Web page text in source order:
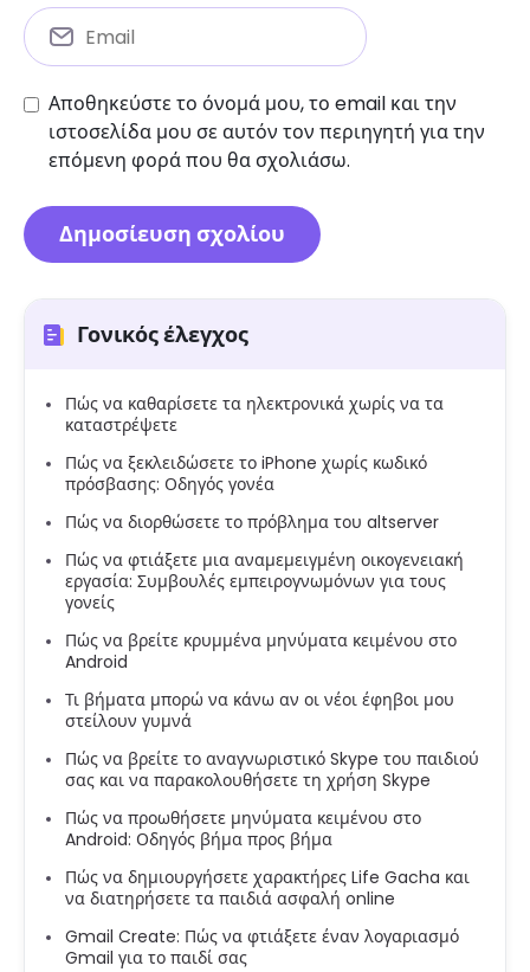
Αποθηκεύστε το όνομά μου, το email και την
ιστοσελίδα μου σε αυτόν τον περιηγητή για την
επόμενη φορά που θα σχολιάσω.
Γονικός έλεγχος
Πώς να καθαρίσετε τα ηλεκτρονικά χωρίς να τα
καταστρέψετε
Πώς να ξεκλειδώσετε το iPhone χωρίς κωδικό
πρόσβασης: Οδηγός γονέα
Πώς να διορθώσετε το πρόβλημα του altserver
Πώς να φτιάξετε μια αναμεμειγμένη οικογενειακή
εργασία: Συμβουλές εμπειρογνωμόνων για τους
γονείς
Πώς να βρείτε κρυμμένα μηνύματα κειμένου στο
Android
Τι βήματα μπορώ να κάνω αν οι νέοι έφηβοι μου
στείλουν γυμνά
Πώς να βρείτε το αναγνωριστικό Skype του παιδιού
σας και να παρακολουθήσετε τη χρήση Skype
Πώς να προωθήσετε μηνύματα κειμένου στο
Android: Οδηγός βήμα προς βήμα
Πώς να δημιουργήσετε χαρακτήρες Life Gacha και
να διατηρήσετε τα παιδιά ασφαλή online
Gmail Create: Πώς να φτιάξετε έναν λογαριασμό
Gmail για το παιδί σας